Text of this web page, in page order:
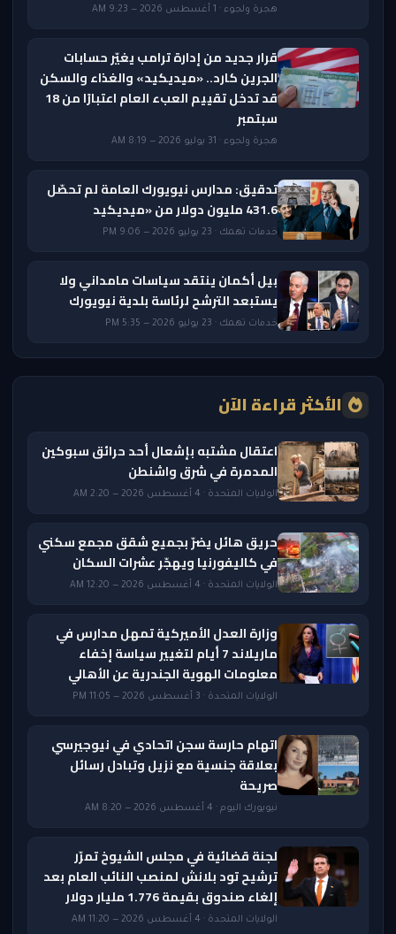
هجرة ولجوء · 1 أغسطس 2026 — 9:23 AM
قرار جديد من إدارة ترامب يغيّر حسابات
الجرين كارد.. «ميديكيد» والغذاء والسكن
قد تدخل تقييم العبء العام اعتبارًا من 18
سبتمبر
هجرة ولجوء · 31 يوليو 2026 — 8:19 AM
تدقيق: مدارس نيويورك العامة لم تحصّل
431.6 مليون دولار من «ميديكيد
خدمات تهمك · 23 يوليو 2026 — 9:06 PM
بيل أكمان ينتقد سياسات مامداني ولا
يستبعد الترشح لرئاسة بلدية نيويورك
خدمات تهمك · 23 يوليو 2026 — 5:35 PM
الأكثر قراءة الآن
اعتقال مشتبه بإشعال أحد حرائق سبوكين
المدمرة في شرق واشنطن
الولايات المتحدة · 4 أغسطس 2026 — 2:20 AM
حريق هائل يضرّ بجميع شقق مجمع سكني
في كاليفورنيا ويهجّر عشرات السكان
الولايات المتحدة · 4 أغسطس 2026 — 12:20 AM
وزارة العدل الأميركية تمهل مدارس في
ماريلاند 7 أيام لتغيير سياسة إخفاء
معلومات الهوية الجندرية عن الأهالي
الولايات المتحدة · 3 أغسطس 2026 — 11:05 PM
اتهام حارسة سجن اتحادي في نيوجيرسي
بعلاقة جنسية مع نزيل وتبادل رسائل
صريحة
نيويورك اليوم · 4 أغسطس 2026 — 8:20 AM
لجنة قضائية في مجلس الشيوخ تمرّر
ترشيح تود بلانش لمنصب النائب العام بعد
إلغاء صندوق بقيمة 1.776 مليار دولار
الولايات المتحدة · 4 أغسطس 2026 — 11:20 AM